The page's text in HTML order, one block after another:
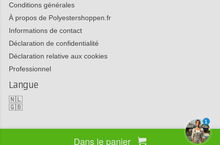
Dans le panier
Conditions générales
À propos de Polyestershoppen.fr
Informations de contact
Déclaration de confidentialité
Déclaration relative aux cookies
Professionnel
Langue
🇳🇱
🇬🇧
Copyright 2026 Polyestershoppen bv
1